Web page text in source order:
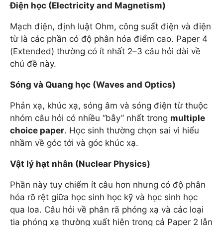
Điện học (Electricity and Magnetism)
Mạch điện, định luật Ohm, công suất điện và điện
từ là các phần có độ phân hóa điểm cao. Paper 4
(Extended) thường có ít nhất 2–3 câu hỏi dài về
chủ đề này.
Sóng và Quang học (Waves and Optics)
Phản xạ, khúc xạ, sóng âm và sóng điện từ thuộc
nhóm câu hỏi có nhiều “bẫy” nhất trong multiple
choice paper. Học sinh thường chọn sai vì hiểu
nhầm về góc tới và góc khúc xạ.
Vật lý hạt nhân (Nuclear Physics)
Phần này tuy chiếm ít câu hơn nhưng có độ phân
hóa rõ rệt giữa học sinh học kỹ và học sinh học
qua loa. Câu hỏi về phân rã phóng xạ và các loại
tia phóng xạ thường xuất hiện trong cả Paper 2 lẫn